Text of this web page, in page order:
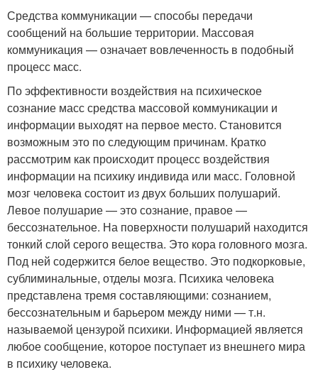
Средства коммуникации — способы передачи
сообщений на большие территории. Массовая
коммуникация — означает вовлеченность в подобный
процесс масс.
По эффективности воздействия на психическое
сознание масс средства массовой коммуникации и
информации выходят на первое место. Становится
возможным это по следующим причинам. Кратко
рассмотрим как происходит процесс воздействия
информации на психику индивида или масс. Головной
мозг человека состоит из двух больших полушарий.
Левое полушарие — это сознание, правое —
бессознательное. На поверхности полушарий находится
тонкий слой серого вещества. Это кора головного мозга.
Под ней содержится белое вещество. Это подкорковые,
сублиминальные, отделы мозга. Психика человека
представлена тремя составляющими: сознанием,
бессознательным и барьером между ними — т.н.
называемой цензурой психики. Информацией является
любое сообщение, которое поступает из внешнего мира
в психику человека.